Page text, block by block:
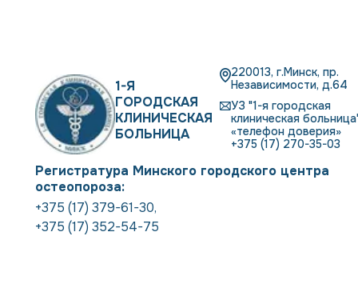
1-Я
ГОРОДСКАЯ
КЛИНИЧЕСКАЯ
БОЛЬНИЦА
220013, г.Минск, пр.
Независимости, д.64
УЗ "1-я городская
клиническая
«телефон доверия»
+375 (17) 270-35-03
Регистратура Минского городского центра
остеопороза:
+375 (17) 379-61-30,
+375 (17) 352-54-75